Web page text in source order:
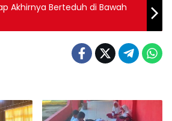
Akhirnya Berteduh di Bawah